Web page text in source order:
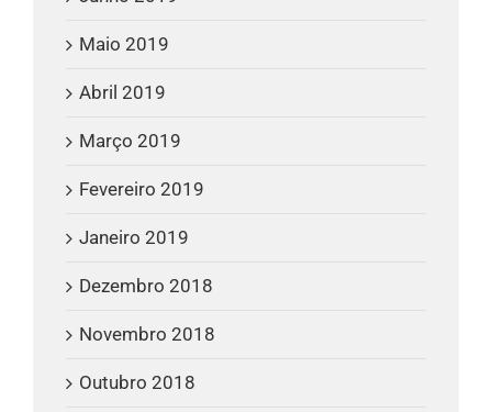
Maio 2019
Abril 2019
Março 2019
Fevereiro 2019
Janeiro 2019
Dezembro 2018
Novembro 2018
Outubro 2018